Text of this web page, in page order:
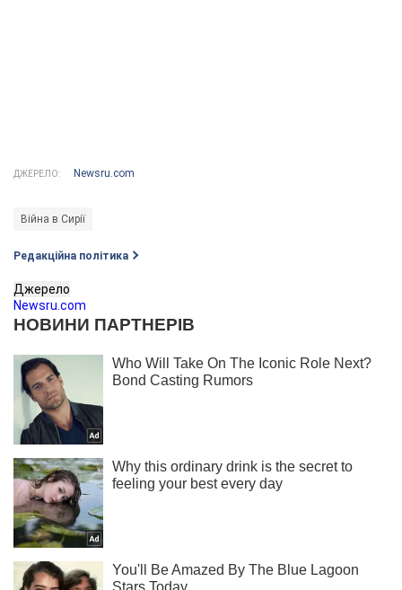
ДЖЕРЕЛО: Newsru.com
Війна в Сирії
Редакційна політика
Джерело
Newsru.com